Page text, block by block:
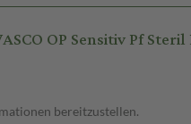
OP Sensitiv Pf Steril
bereitzustellen.